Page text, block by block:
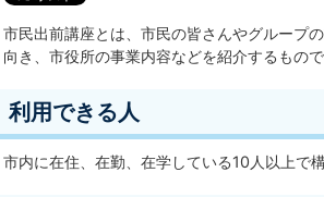
市民出前講座とは、市民の皆さんやグループ
向き、市役所の事業内容などを紹介するもので
利用できる人
市内に在住、在勤、在学している10人以上で